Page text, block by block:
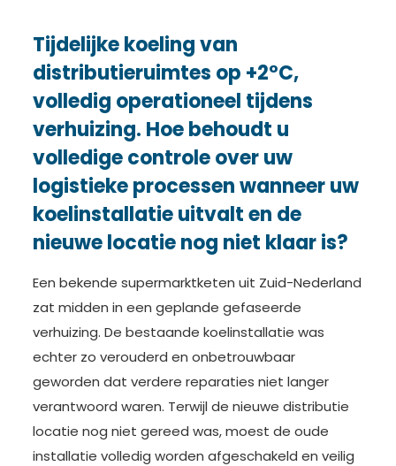
Tijdelijke koeling van
distributieruimtes op +2°C,
volledig operationeel tijdens
verhuizing. Hoe behoudt u
volledige controle over uw
logistieke processen wanneer uw
koelinstallatie uitvalt en de
nieuwe locatie nog niet klaar is?
Een bekende supermarktketen uit Zuid-Nederland
zat midden in een geplande gefaseerde
verhuizing. De bestaande koelinstallatie was
echter zo verouderd en onbetrouwbaar
geworden dat verdere reparaties niet langer
verantwoord waren. Terwijl de nieuwe distributie
locatie nog niet gereed was, moest de oude
installatie volledig worden afgeschakeld en veilig